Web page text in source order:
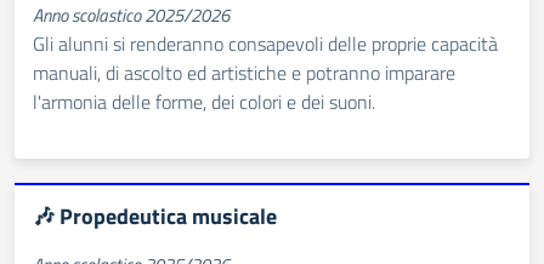
Anno scolastico 2025/2026
Gli alunni si renderanno consapevoli delle proprie capacità
manuali, di ascolto ed artistiche e potranno imparare
l'armonia delle forme, dei colori e dei suoni.
🎶 Propedeutica musicale